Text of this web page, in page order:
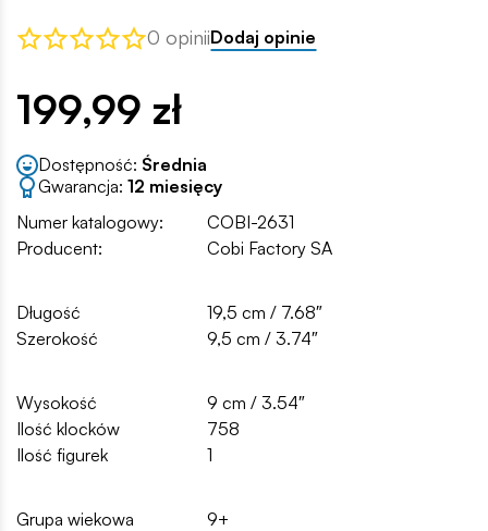
0 opiniiDodaj opinie
199,99 zł
Dostępność: Średnia
Gwarancja: 12 miesięcy
Numer katalogowy:
COBI-2631
Producent:
Cobi Factory SA
Długość
19,5 cm / 7.68″
Szerokość
9,5 cm / 3.74″
Wysokość
9 cm / 3.54″
Ilość klocków
758
Ilość figurek
1
Grupa wiekowa 9+